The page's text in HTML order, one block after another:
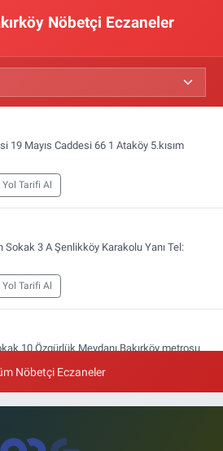
Nöbetçi Eczaneler
19 Mayıs Caddesi 66 1 Ataköy 5.kısım
Yol Tarifi Al
3 A Şenlikköy Karakolu Yanı Tel:
Yol Tarifi Al
10 Özgürlük Meydanı,Bakırköy metrosu
Nöbetçi Eczaneler